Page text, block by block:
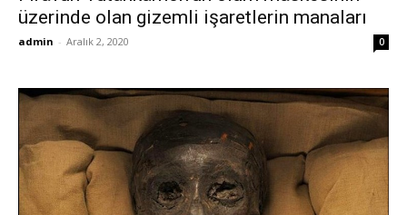
üzerinde olan gizemli işaretlerin manaları
admin - Aralık 2, 2020 0